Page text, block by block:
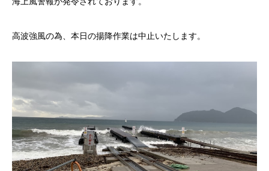
高波強風の為、本日の揚降作業は中止いたします。